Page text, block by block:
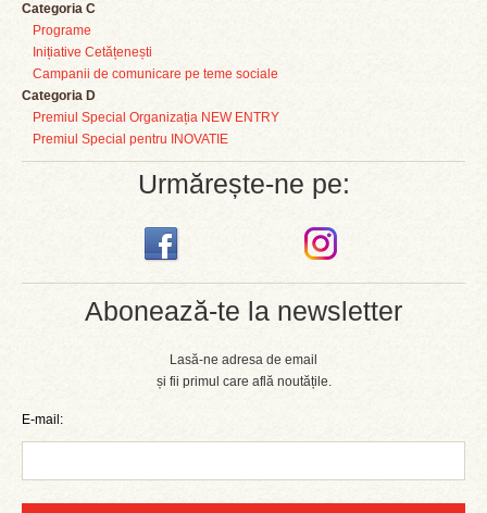
Categoria C
Programe
Inițiative Cetățenești
Campanii de comunicare pe teme sociale
Categoria D
Premiul Special Organizația NEW ENTRY
Premiul Special pentru INOVATIE
Urmărește-ne pe:
Abonează-te la newsletter
Lasă-ne adresa de email
și fii primul care află noutățile.
E-mail: